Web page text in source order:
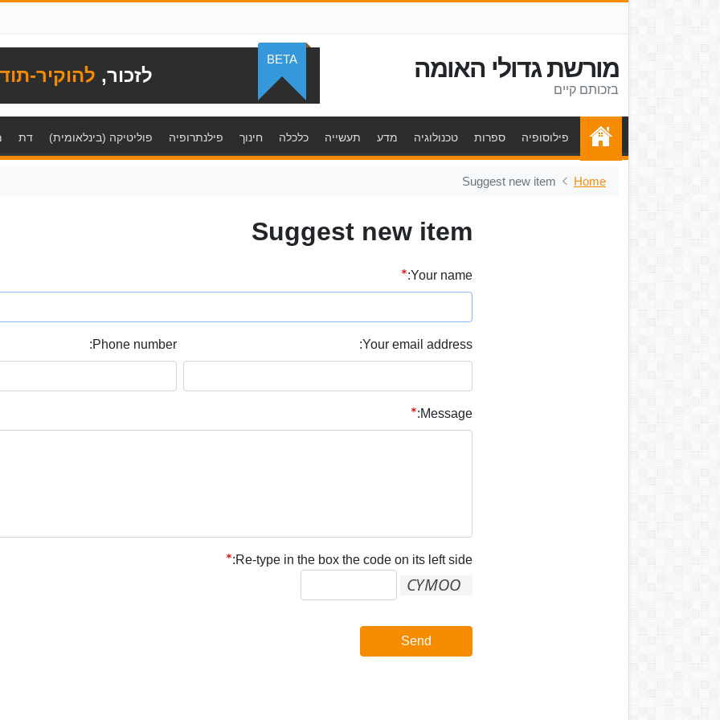
מורשת גדולי האומה
בזכותם קיים
לזכור, להוקיר-
BETA
פילוסופיה ספרות טכנולוגיה מדע תעשייה כלכלה חינוך פילנתרופיה פוליטיקה (בינלאומית) דת
Home
Suggest new item
Suggest new item
Your name:
Your email address:
Phone number:
Message:
Re-type in the box the code on its left side:
Send